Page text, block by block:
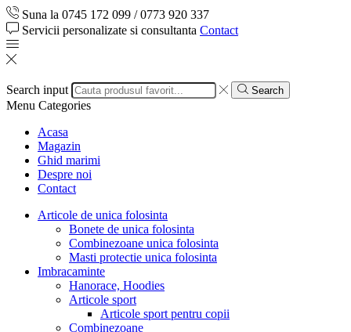
Suna la 0745 172 099 / 0773 920 337
Servicii personalizate si consultanta Contact
Search input Search
Menu Categories
Acasa
Magazin
Ghid marimi
Despre noi
Contact
Articole de unica folosinta
Bonete de unica folosinta
Combinezoane unica folosinta
Masti protectie unica folosinta
Imbracaminte
Hanorace, Hoodies
Articole sport
Articole sport pentru copii
Combinezoane